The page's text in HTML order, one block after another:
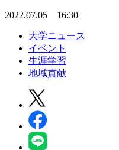
2022.07.05 16:30
大学ニュース
イベント
生涯学習
地域貢献